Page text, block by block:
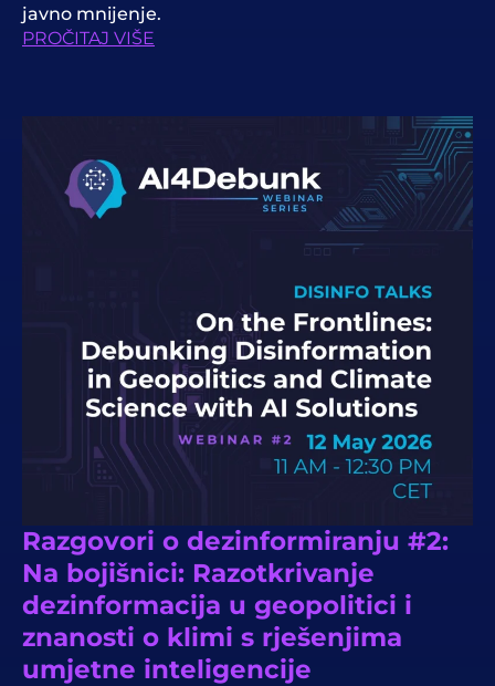
javno mnijenje.
PROČITAJ VIŠE
Razgovori o dezinformiranju #2:
Na bojišnici: Razotkrivanje
dezinformacija u geopolitici i
znanosti o klimi s rješenjima
umjetne inteligencije